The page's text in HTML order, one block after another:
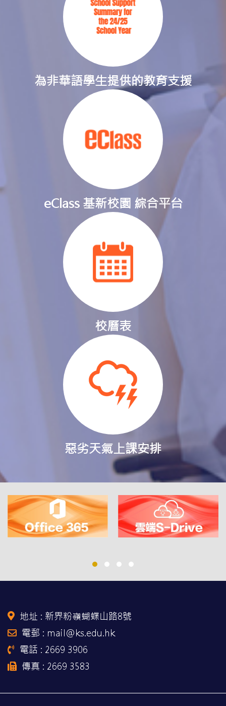
為非華語學生提供的教育支援
eClass 基新校園 綜合平台
校曆表
惡劣天氣上課安排
地址 : 新界粉嶺蝴蝶山路8號
電郵 : mail@ks.edu.hk
電話 : 2669 3906
傳真 : 2669 3583